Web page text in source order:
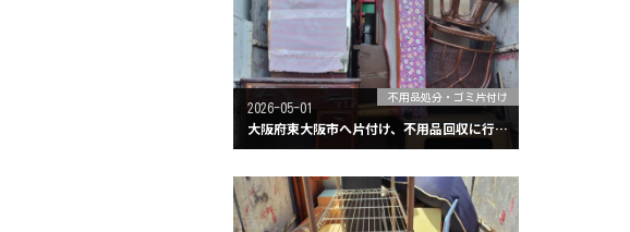
2026-05-01
不用品処分・ゴミ片付け
大阪府東大阪市へ片付け、不用品回収に行ってきました。